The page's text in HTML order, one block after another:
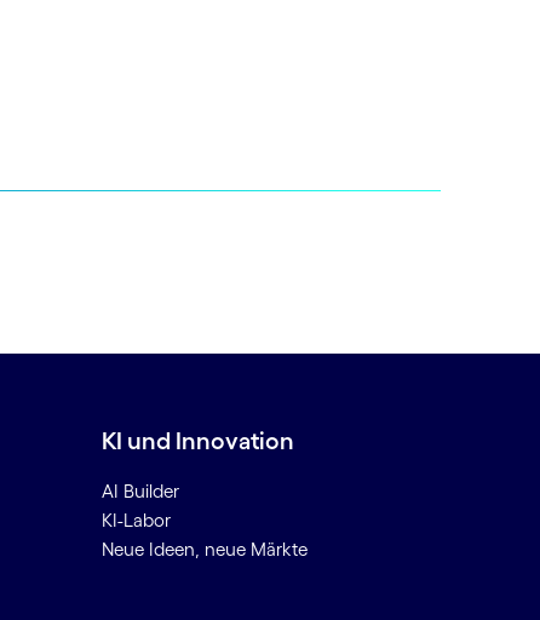
KI und Innovation
AI Builder
KI-Labor
Neue Ideen, neue Märkte